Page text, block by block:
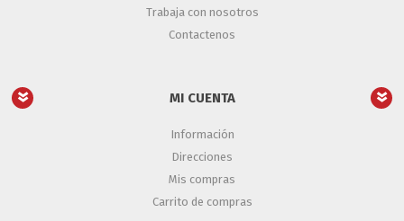
Trabaja con nosotros
Contactenos
MI CUENTA
Información
Direcciones
Mis compras
Carrito de compras